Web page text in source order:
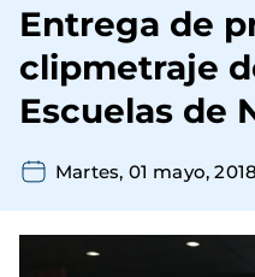
navegación
Entrega de
clipmetraje
Escuelas de
Martes, 01 mayo, 2018